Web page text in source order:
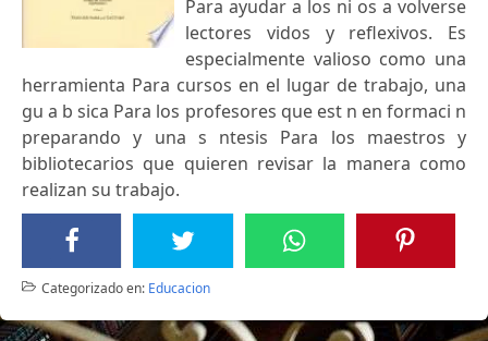
Para ayudar a los ni os a volverse
lectores vidos y reflexivos. Es
especialmente valioso como una
herramienta Para cursos en el lugar de trabajo, una
gu a b sica Para los profesores que est n en formaci n
preparando y una s ntesis Para los maestros y
bibliotecarios que quieren revisar la manera como
realizan su trabajo.
Categorizado en: Educacion